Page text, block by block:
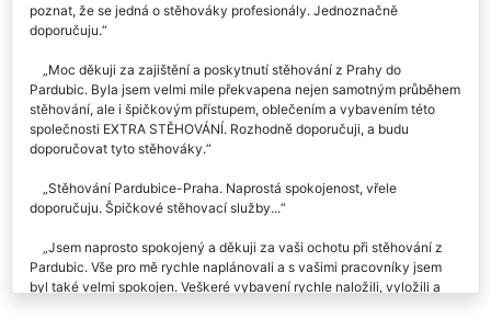
poznat, že se jedná o stěhováky profesionály. Jednoznačně
doporučuju.
Moc děkuji za zajištění a poskytnutí stěhování z Prahy do
Pardubic. Byla jsem velmi mile překvapena nejen samotným průběhem
stěhování, ale i špičkovým přístupem, oblečením a vybavením této
společnosti EXTRA STĚHOVÁNÍ. Rozhodně doporučuji, a budu
doporučovat tyto stěhováky.
Stěhování Pardubice-Praha. Naprostá spokojenost, vřele
doporučuju. Špičkové stěhovací služby...
Jsem naprosto spokojený a děkuji za vaši ochotu při stěhování z
Pardubic. Vše pro mě rychle naplánovali a s vašimi pracovníky jsem
byl také velmi spokojen. Veškeré vybavení rychle naložili, vyložili a